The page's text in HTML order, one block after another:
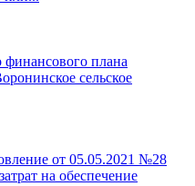
плана
сельское
от 05.05.2021 №28
на обеспечение